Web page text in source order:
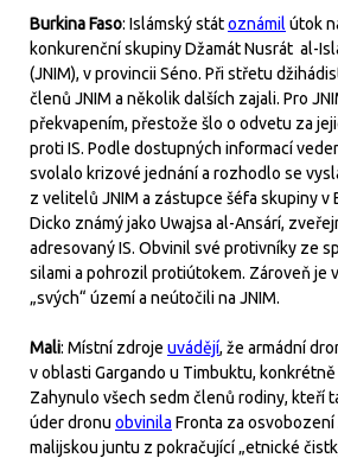
Burkina Faso: Islámský státoznámil útok
konkurenční skupiny Džamát Nusrát al-
(JNIM), v provincii Séno. Při střetu
členů JNIM a několik dalších zajali. Pro
překvapením, přestože šlo o odvetu za
proti IS. Podle dostupných informací
svolalo krizové jednání a rozhodlo se
z velitelů JNIM a zástupce šéfa skupiny v
Dicko známý jako Uwajsa al-Ansárí,
adresovaný IS. Obvinil své protivníky ze
silami a pohrozil protiútokem. Zároveň je
„svých“ území a neútočili na JNIM.
Mali: Místní zdroje uvádějí, že armádní
v oblasti Gargando u Timbuktu,
Zahynulo všech sedm členů rodiny, kteří
úder dronu obvinila Fronta za osvobození
malijskou juntu z pokračující „etnické